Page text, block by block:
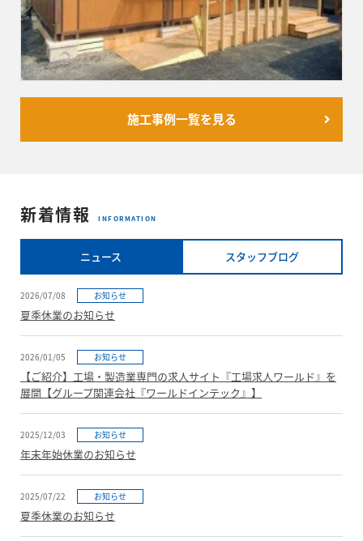
施工事例一覧を見る
新着情報 INFORMATION
ニュース スタッフブログ
2026/07/08 お知らせ
夏季休業のお知らせ
2026/01/05 お知らせ
【ご紹介】工場・製造業専門の求人サイト『工場求人ワールド』を
展開【グループ関連会社『ワールドインテック』】
2025/12/03 お知らせ
年末年始休業のお知らせ
2025/07/22 お知らせ
夏季休業のお知らせ